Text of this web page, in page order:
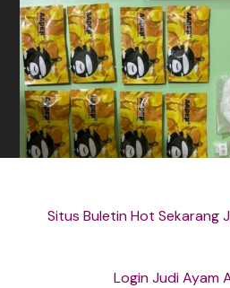
Situs Buletin Hot Sekarang
Login Judi Ayam